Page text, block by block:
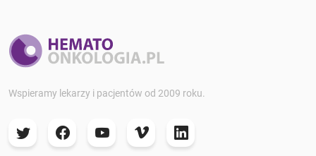
Wspieramy lekarzy i pacjentów od 2009 roku.